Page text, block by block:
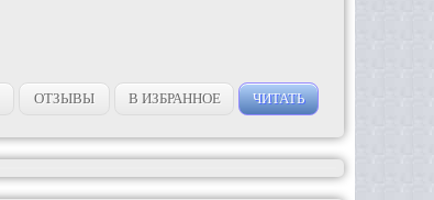
ОТЗЫВЫ В ИЗБРАННОЕ ЧИТАТЬ